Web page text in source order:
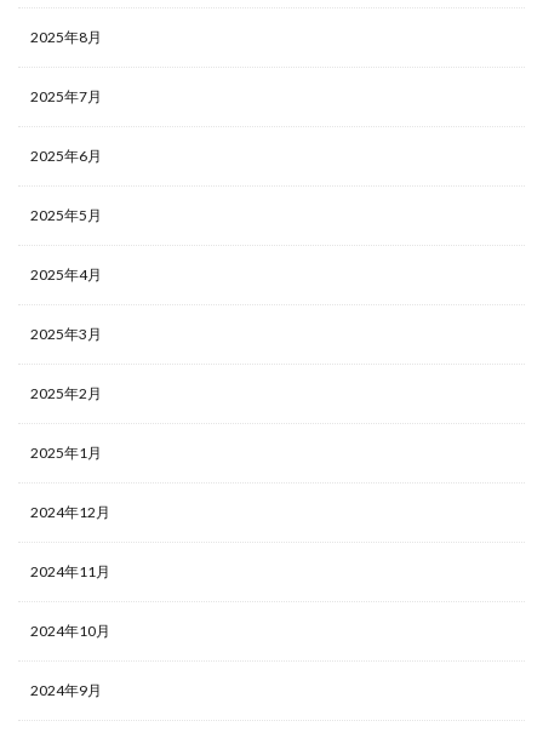
2025年8月
2025年7月
2025年6月
2025年5月
2025年4月
2025年3月
2025年2月
2025年1月
2024年12月
2024年11月
2024年10月
2024年9月